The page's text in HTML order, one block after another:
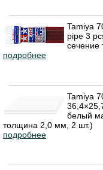
Tamiya
pipe 3
сечение
подробнее
Tamiya
белый
толщина 2,0 мм, 2 шт.)
подробнее